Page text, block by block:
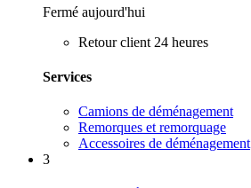
Fermé aujourd'hui
Retour client 24 heures
Services
Camions de déménagement
Remorques et remorquage
Accessoires de déménagement
3